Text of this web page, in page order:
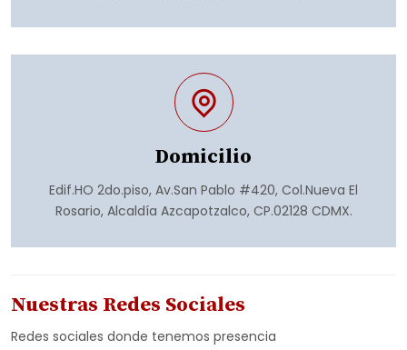
Domicilio
Edif.HO 2do.piso, Av.San Pablo #420, Col.Nueva El
Rosario, Alcaldía Azcapotzalco, CP.02128 CDMX.
Nuestras Redes Sociales
Redes sociales donde tenemos presencia